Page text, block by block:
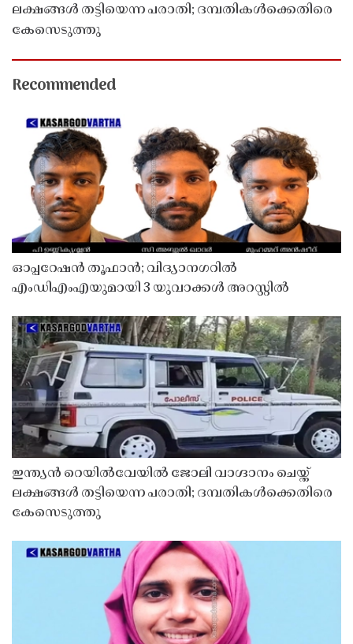
ലക്ഷങ്ങൾ തട്ടിയെന്ന പരാതി; ദമ്പതികൾക്കെതിരെ
കേസെടുത്തു
Recommended
ഓപ്പറേഷൻ തൂഫാൻ; വിദ്യാനഗറിൽ
എംഡിഎംഎയുമായി 3 യുവാക്കൾ അറസ്റ്റിൽ
ഇന്ത്യൻ റെയിൽവേയിൽ ജോലി വാഗ്ദാനം ചെയ്ത്
ലക്ഷങ്ങൾ തട്ടിയെന്ന പരാതി; ദമ്പതികൾക്കെതിരെ
കേസെടുത്തു